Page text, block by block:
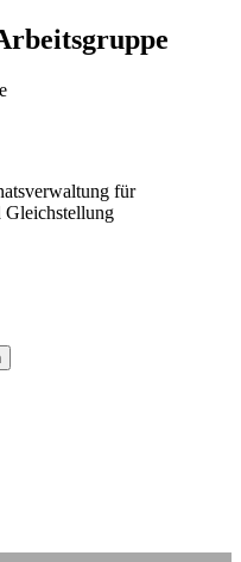
für
Gleichstellung